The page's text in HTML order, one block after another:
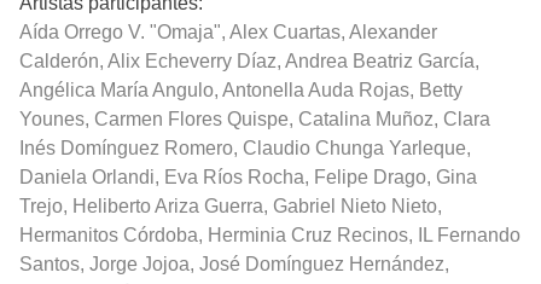
Aída Orrego V. "Omaja", Alex Cuartas, Alexander
Calderón, Alix Echeverry Díaz, Andrea Beatriz García,
Angélica María Angulo, Antonella Auda Rojas, Betty
Younes, Carmen Flores Quispe, Catalina Muñoz, Clara
Inés Domínguez Romero, Claudio Chunga Yarleque,
Daniela Orlandi, Eva Ríos Rocha, Felipe Drago, Gina
Trejo, Heliberto Ariza Guerra, Gabriel Nieto Nieto,
Hermanitos Córdoba, Herminia Cruz Recinos, IL Fernando
Santos, Jorge Jojoa, José Domínguez Hernández,